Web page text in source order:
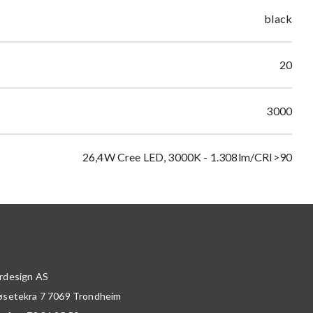
black
20
3000
26,4W Cree LED, 3000K - 1.308lm/CRI>90
AS
7 7069 Trondheim